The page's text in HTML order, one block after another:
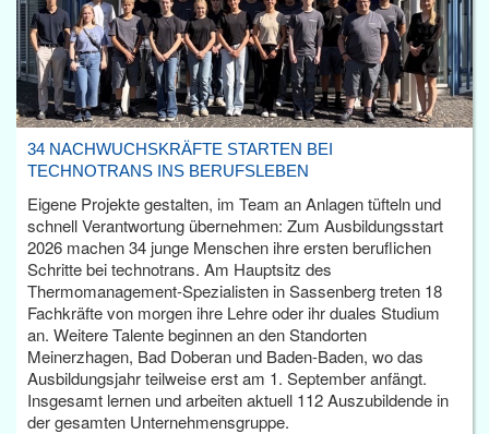
34 NACHWUCHSKRÄFTE STARTEN BEI
TECHNOTRANS INS BERUFSLEBEN
Eigene Projekte gestalten, im Team an Anlagen tüfteln und
schnell Verantwortung übernehmen: Zum Ausbildungsstart
2026 machen 34 junge Menschen ihre ersten beruflichen
Schritte bei technotrans. Am Hauptsitz des
Thermomanagement-Spezialisten in Sassenberg treten 18
Fachkräfte von morgen ihre Lehre oder ihr duales Studium
an. Weitere Talente beginnen an den Standorten
Meinerzhagen, Bad Doberan und Baden-Baden, wo das
Ausbildungsjahr teilweise erst am 1. September anfängt.
Insgesamt lernen und arbeiten aktuell 112 Auszubildende in
der gesamten Unternehmensgruppe.